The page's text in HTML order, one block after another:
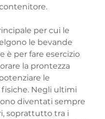
per cui le
le bevande
è per fare esercizio
la prontezza
le
Negli ultimi
diventati sempre
soprattutto tra i